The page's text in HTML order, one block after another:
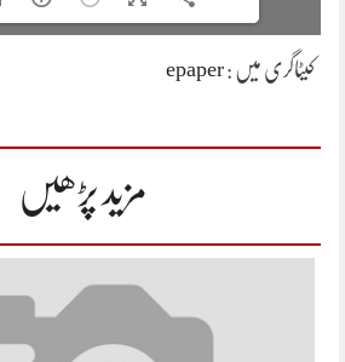
کیٹاگری میں :epaper
مزید پڑھیں